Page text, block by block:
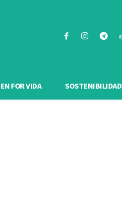
FOR VIDA SOSTENIBILIDAD